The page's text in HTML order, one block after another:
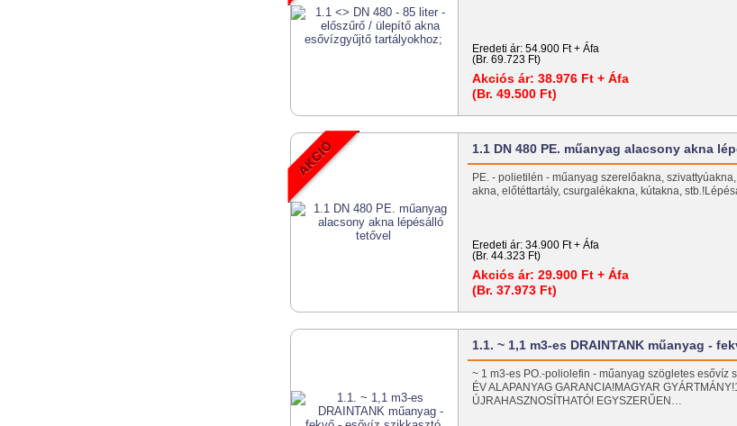
Eredeti ár: 54.900 Ft + Áfa
(Br. 69.723 Ft)
Akciós ár: 38.976 Ft + Áfa
(Br. 49.500 Ft)
1.1 DN 480 PE. műanyag alacsony akna
PE. - polietilén - műanyag szerelőakna,
akna, előtéttartály, csurgalékakna, kútakna,
Eredeti ár: 34.900 Ft + Áfa
(Br. 44.323 Ft)
Akciós ár: 29.900 Ft + Áfa
(Br. 37.973 Ft)
1.1. ~ 1,1 m3-es DRAINTANK műanyag -
~ 1 m3-es PO.-poliolefin - műanyag szögletes esővíz
ÉV ALAPANYAG GARANCIA!MAGYAR
ÚJRAHASZNOSÍTHATÓ! EGYSZERŰEN…